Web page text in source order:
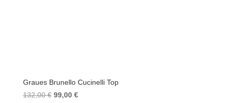
Graues Brunello Cucinelli Top
132,00€ Ursprünglicher
99,00 €Aktueller